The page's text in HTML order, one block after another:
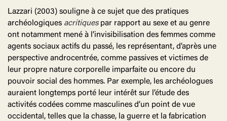
Lazzari (2003) souligne à ce sujet que des pratiques
archéologiques acritiquespar rapport au sexe et au genre
ont notamment mené à l’invisibilisation des femmes comme
agents sociaux actifs du passé, les représentant, d’après une
perspective androcentrée, comme passives et victimes de
leur propre nature corporelle imparfaite ou encore du
pouvoir social des hommes. Par exemple, les archéologues
auraient longtemps porté leur intérêt sur l’étude des
activités codées comme masculines d’un point de vue
occidental, telles que la chasse, la guerre et la fabrication